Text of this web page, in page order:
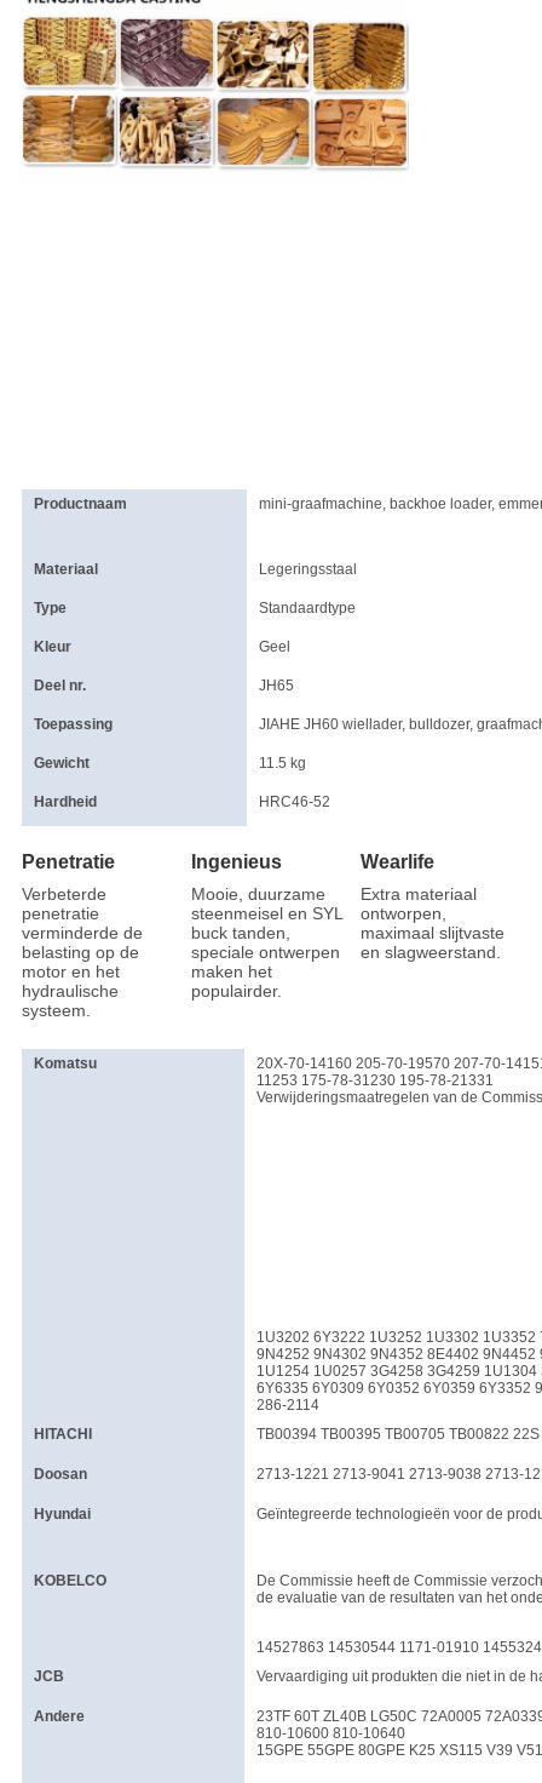
Productnaam mini-graafmachine, backhoe loader,
Materiaal Legeringsstaal
Type Standaardtype
Kleur Geel
Deel nr. JH65
Toepassing JIAHE JH60 wiellader, bulldozer,
Gewicht 11.5 kg
Hardheid HRC46-52
Penetratie
Verbeterde
penetratie
verminderde de
belasting op de
motor en het
hydraulische
systeem.
Ingenieus
Mooie, duurzame
steenmeisel en SYL
buck tanden,
speciale ontwerpen
maken het
populairder.
Wearlife
Extra materiaal
ontworpen,
maximaal slijtvaste
en slagweerstand.
Komatsu
20X-70-14160 205-70-19570 207-70-
11253 175-78-31230 195-78-21331
Verwijderingsmaatregelen van de
1U3202 6Y3222 1U3252 1U3302
9N4252 9N4302 9N4352 8E4402 9N4452
1U1254 1U0257 3G4258 3G4259
6Y6335 6Y0309 6Y0352 6Y0359 6Y3352
286-2114
HITACHI
TB00394 TB00395 TB00705 TB00822
Doosan 2713-1221 2713-9041 2713-9038 2713-
Hyundai Geïntegreerde technologieën voor de
KOBELCO
De Commissie heeft de Commissie
de evaluatie van de resultaten van het
14527863 14530544 1171-01910
JCB
Vervaardiging uit produkten die niet in de
Andere
23TF 60T ZL40B LG50C 72A0005
810-10600 810-10640
15GPE 55GPE 80GPE K25 XS115 V39